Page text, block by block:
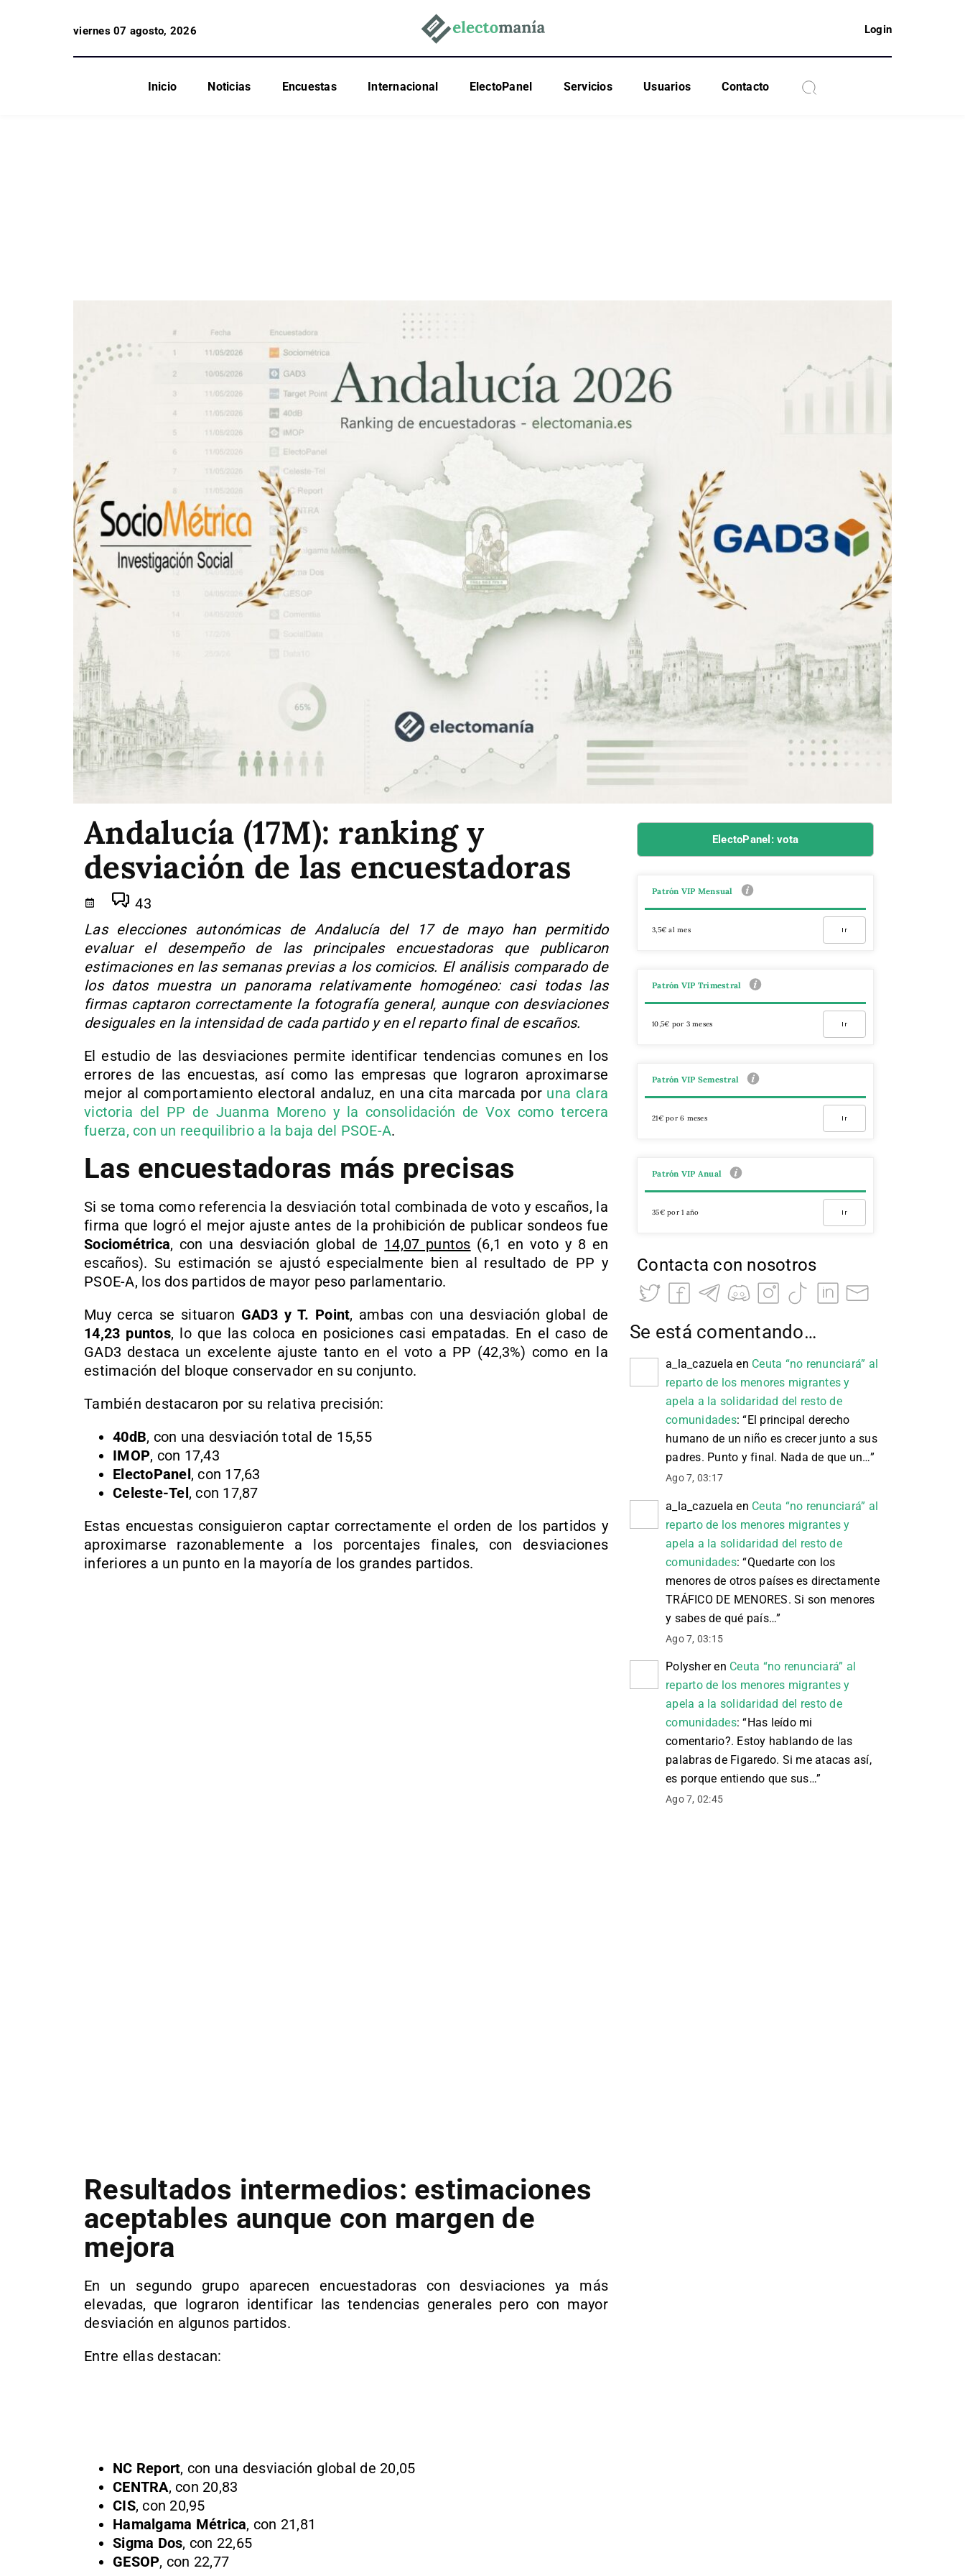
viernes 07 agosto, 2026 Login
Inicio Noticias Encuestas Internacional ElectoPanel Servicios Usuarios Contacto
Andalucía (17M): ranking y
desviación de las encuestadoras
43
Las elecciones autonómicas de Andalucía del 17 de mayo han permitido
evaluar el desempeño de las principales encuestadoras que publicaron
estimaciones en las semanas previas a los comicios. El análisis comparado de
los datos muestra un panorama relativamente homogéneo: casi todas las
firmas captaron correctamente la fotografía general, aunque con desviaciones
desiguales en la intensidad de cada partido y en el reparto final de escaños.
El estudio de las desviaciones permite identificar tendencias comunes en los
errores de las encuestas, así como las empresas que lograron aproximarse
mejor al comportamiento electoral andaluz, en una cita marcada por una clara
victoria del PP de Juanma Moreno y la consolidación de Vox como tercera
fuerza, con un reequilibrio a la baja del PSOE-A.
Las encuestadoras más precisas
Si se toma como referencia la desviación total combinada de voto y escaños, la
firma que logró el mejor ajuste antes de la prohibición de publicar sondeos fue
Sociométrica, con una desviación global de 14,07 puntos (6,1 en voto y 8 en
escaños). Su estimación se ajustó especialmente bien al resultado de PP y
PSOE-A, los dos partidos de mayor peso parlamentario.
Muy cerca se situaron GAD3 y T. Point, ambas con una desviación global de
14,23 puntos, lo que las coloca en posiciones casi empatadas. En el caso de
GAD3 destaca un excelente ajuste tanto en el voto a PP (42,3%) como en la
estimación del bloque conservador en su conjunto.
También destacaron por su relativa precisión:
40dB, con una desviación total de 15,55
IMOP, con 17,43
ElectoPanel, con 17,63
Celeste-Tel, con 17,87
Estas encuestas consiguieron captar correctamente el orden de los partidos y
aproximarse razonablemente a los porcentajes finales, con desviaciones
inferiores a un punto en la mayoría de los grandes partidos.
Resultados intermedios: estimaciones
aceptables aunque con margen de
mejora
En un segundo grupo aparecen encuestadoras con desviaciones ya más
elevadas, que lograron identificar las tendencias generales pero con mayor
desviación en algunos partidos.
Entre ellas destacan:
NC Report, con una desviación global de 20,05
CENTRA, con 20,83
CIS, con 20,95
Hamalgama Métrica, con 21,81
Sigma Dos, con 22,65
GESOP, con 22,77
ElectoPanel: vota
Patrón VIP Mensual
3,5€ al mes Ir
Patrón VIP Trimestral
10,5€ por 3 meses Ir
Patrón VIP Semestral
21€ por 6 meses Ir
Patrón VIP Anual
35€ por 1 año Ir
Contacta con nosotros
Se está comentando…
a_la_cazuela en Ceuta “no renunciará” al
reparto de los menores migrantes y
apela a la solidaridad del resto de
comunidades: “El principal derecho
humano de un niño es crecer junto a sus
padres. Punto y final. Nada de que un…”
Ago 7, 03:17
a_la_cazuela en Ceuta “no renunciará” al
reparto de los menores migrantes y
apela a la solidaridad del resto de
comunidades: “Quedarte con los
menores de otros países es directamente
TRÁFICO DE MENORES. Si son menores
y sabes de qué país…”
Ago 7, 03:15
Polysheren Ceuta “no renunciará” al
reparto de los menores migrantes y
apela a la solidaridad del resto de
comunidades: “Has leído mi
comentario?. Estoy hablando de las
palabras de Figaredo. Si me atacas así,
es porque entiendo que sus…”
Ago 7, 02:45